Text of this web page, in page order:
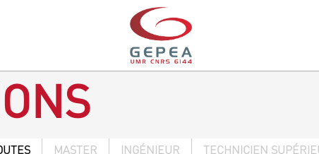
MASTER INGÉNIEUR TECHNICIEN